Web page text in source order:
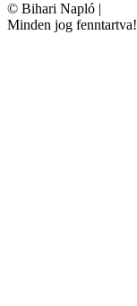
© Bihari Napló
Minden jog fenntartva!